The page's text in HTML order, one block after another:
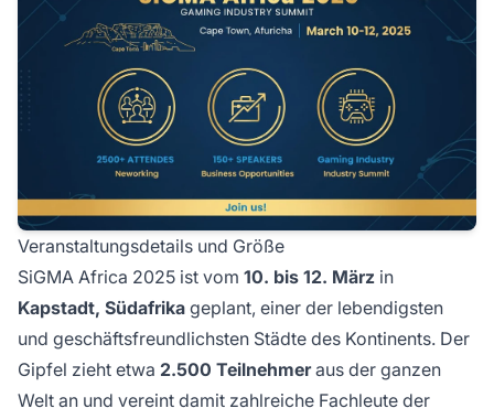
Veranstaltungsdetails und Größe
SiGMA Africa 2025 ist vom 10. bis 12. März in
Kapstadt, Südafrika geplant, einer der lebendigsten
und geschäftsfreundlichsten Städte des Kontinents. Der
Gipfel zieht etwa 2.500 Teilnehmeraus der ganzen
Welt an und vereint damit zahlreiche Fachleute der